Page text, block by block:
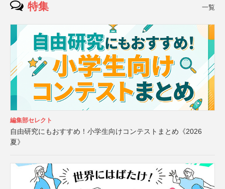
特集 一覧
編集部セレクト
自由研究にもおすすめ！小学生向けコンテストまとめ《2026
夏》